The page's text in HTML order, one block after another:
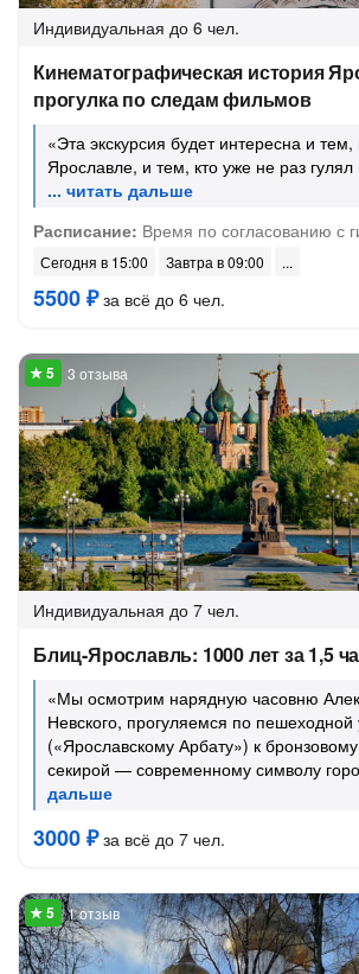
Индивидуальная до 6 чел.
Кинематографическая история
прогулка по следам фильмов
«Эта экскурсия будет интересна и
Ярославле, и тем, кто уже не раз гулял
Расписание: Время по согласованию с
Сегодня в 15:00 Завтра в 09:00
5500 ₽за всё до 6 чел.
3 отзыва
Индивидуальная до 7 чел.
Блиц-Ярославль: 1000 лет за 1,5
«Мы осмотрим нарядную часовню
Невского, прогуляемся по пешеходной
(«Ярославскому Арбату») к
секирой — современному символу
3000 ₽за всё до 7 чел.
1 отзыв